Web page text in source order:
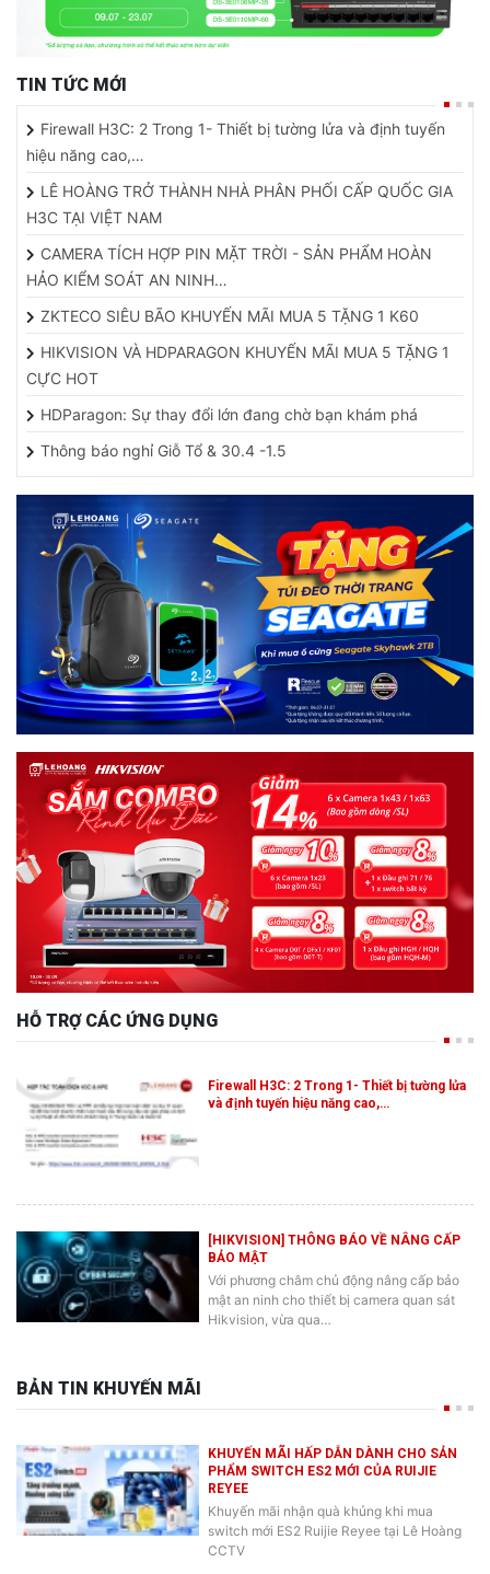
TIN TỨC MỚI
Firewall H3C: 2 Trong 1- Thiết bị tường lửa và định tuyến
hiệu năng cao,…
LÊ HOÀNG TRỞ THÀNH NHÀ PHÂN PHỐI CẤP QUỐC GIA
H3C TẠI VIỆT NAM
CAMERA TÍCH HỢP PIN MẶT TRỜI - SẢN PHẨM HOÀN
HẢO KIỂM SOÁT AN NINH…
ZKTECO SIÊU BÃO KHUYẾN MÃI MUA 5 TẶNG 1 K60
HIKVISION VÀ HDPARAGON KHUYẾN MÃI MUA 5 TẶNG 1
CỰC HOT
HDParagon: Sự thay đổi lớn đang chờ bạn khám phá
Thông báo nghỉ Giỗ Tổ & 30.4 -1.5
HỖ TRỢ CÁC ỨNG DỤNG
Firewall H3C: 2 Trong 1- Thiết bị tường lửa
và định tuyến hiệu năng cao,…
[HIKVISION] THÔNG BÁO VỀ NÂNG CẤP
BẢO MẬT
Với phương châm chủ động nâng cấp bảo
mật an ninh cho thiết bị camera quan sát
Hikvision, vừa qua…
BẢN TIN KHUYẾN MÃI
KHUYẾN MÃI HẤP DẪN DÀNH CHO SẢN
PHẨM SWITCH ES2 MỚI CỦA RUIJIE
REYEE
Khuyến mãi nhận quà khủng khi mua
switch mới ES2 Ruijie Reyee tại Lê Hoàng
CCTV